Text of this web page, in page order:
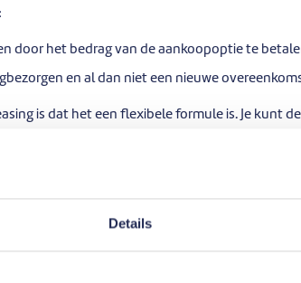
Details
door het bedrag van de aankoopoptie te
en al dan niet een nieuwe
is dat het een flexibele formule is. Je kunt
een magazijn, een kantoor of een